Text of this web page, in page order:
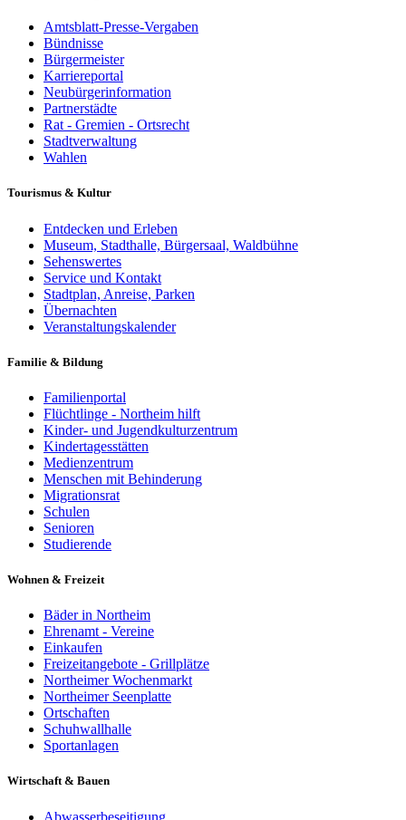
Amtsblatt-Presse-Vergaben
Bündnisse
Bürgermeister
Karriereportal
Neubürgerinformation
Partnerstädte
Rat - Gremien - Ortsrecht
Stadtverwaltung
Wahlen
Tourismus & Kultur
Entdecken und Erleben
Museum, Stadthalle, Bürgersaal, Waldbühne
Sehenswertes
Service und Kontakt
Stadtplan, Anreise, Parken
Übernachten
Veranstaltungskalender
Familie & Bildung
Familienportal
Flüchtlinge - Northeim hilft
Kinder- und Jugendkulturzentrum
Kindertagesstätten
Medienzentrum
Menschen mit Behinderung
Migrationsrat
Schulen
Senioren
Studierende
Wohnen & Freizeit
Bäder in Northeim
Ehrenamt - Vereine
Einkaufen
Freizeitangebote - Grillplätze
Northeimer Wochenmarkt
Northeimer Seenplatte
Ortschaften
Schuhwallhalle
Sportanlagen
Wirtschaft & Bauen
Abwasserbeseitigung